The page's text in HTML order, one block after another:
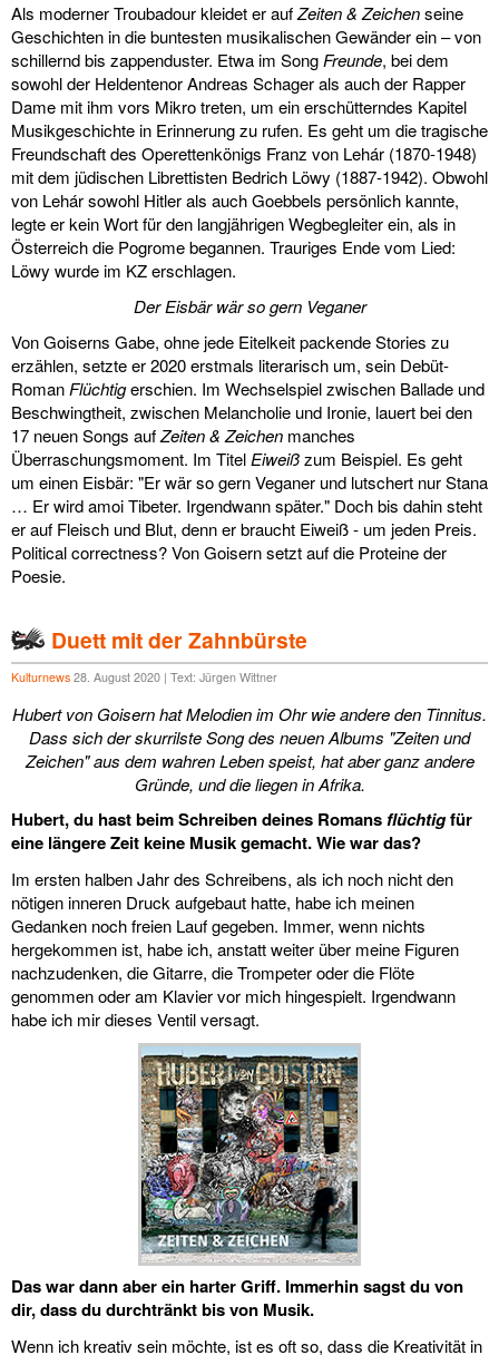
Als moderner Troubadour kleidet er aufZeiten & Zeichenseine
Geschichten in die buntesten musikalischen Gewänder ein – von
schillernd bis zappenduster. Etwa im SongFreunde, bei dem
sowohl der Heldentenor Andreas Schager als auch der Rapper
Dame mit ihm vors Mikro treten, um ein erschütterndes Kapitel
Musikgeschichte in Erinnerung zu rufen. Es geht um die tragische
Freundschaft des Operettenkönigs Franz von Lehár (1870-1948)
mit dem jüdischen Librettisten Bedrich Löwy (1887-1942). Obwohl
von Lehár sowohl Hitler als auch Goebbels persönlich kannte,
legte er kein Wort für den langjährigen Wegbegleiter ein, als in
Österreich die Pogrome begannen. Trauriges Ende vom Lied:
Löwy wurde im KZ erschlagen.
Der Eisbär wär so gern Veganer
Von Goiserns Gabe, ohne jede Eitelkeit packende Stories zu
erzählen, setzte er 2020 erstmals literarisch um, sein Debüt-
RomanFlüchtigerschien. Im Wechselspiel zwischen Ballade und
Beschwingtheit, zwischen Melancholie und Ironie, lauert bei den
17 neuen Songs aufZeiten & Zeichen manches
Überraschungsmoment. Im TitelEiweißzum Beispiel. Es geht
um einen Eisbär: "Er wär so gern Veganer und lutschert nur Stana
… Er wird amoi Tibeter. Irgendwann später." Doch bis dahin steht
er auf Fleisch und Blut, denn er braucht Eiweiß - um jeden Preis.
Political correctness? Von Goisern setzt auf die Proteine der
Poesie.
Duett mit der Zahnbürste
Kulturnews 28. August 2020 | Text: Jürgen Wittner
Hubert von Goisern hat Melodien im Ohr wie andere den Tinnitus.
Dass sich der skurrilste Song des neuen Albums "Zeiten und
Zeichen" aus dem wahren Leben speist, hat aber ganz andere
Gründe, und die liegen in Afrika.
Hubert, du hast beim Schreiben deines Romansflüchtigfür
eine längere Zeit keine Musik gemacht. Wie war das?
Im ersten halben Jahr des Schreibens, als ich noch nicht den
nötigen inneren Druck aufgebaut hatte, habe ich meinen
Gedanken noch freien Lauf gegeben. Immer, wenn nichts
hergekommen ist, habe ich, anstatt weiter über meine Figuren
nachzudenken, die Gitarre, die Trompeter oder die Flöte
genommen oder am Klavier vor mich hingespielt. Irgendwann
habe ich mir dieses Ventil versagt.
Das war dann aber ein harter Griff. Immerhin sagst du von
dir, dass du durchtränkt bis von Musik.
Wenn ich kreativ sein möchte, ist es oft so, dass die Kreativität in